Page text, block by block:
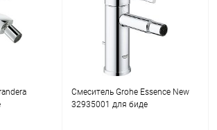
Смеситель Grohe Essence New
32935001 для биде